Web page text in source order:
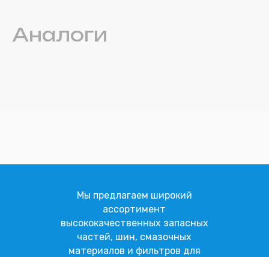
Аналоги
Мы предлагаем широкий
ассортимент
высококачественных запасных
частей, шин, смазочных
материалов и фильтров для